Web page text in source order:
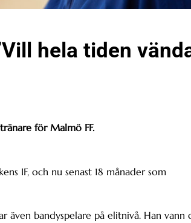
hela tiden
för Malmö FF.
IF, och nu senast 18 månader som
även bandyspelare på elitnivå. Han vann